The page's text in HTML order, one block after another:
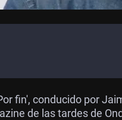
fin', conducido por
de las tardes de